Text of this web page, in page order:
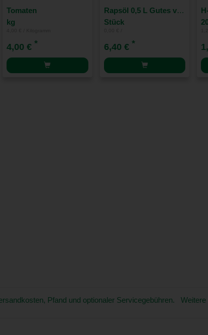
Tomaten
kg
4,00 € *
Rapsöl 0,5 L Gutes vom See
Stück
6,40 € *
Pfand und optionaler Servicegebühren.